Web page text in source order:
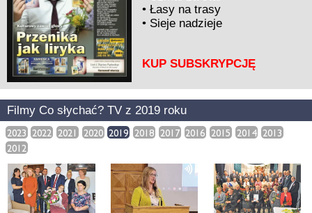
•Łasy na trasy
• Sieje nadzieje
KUP SUBSKRYPCJĘ
Filmy Co słychać? TV z 2019 roku
2023 2022 2021 2020 2019 2018 2017 2016 2015 2014 2013
2012